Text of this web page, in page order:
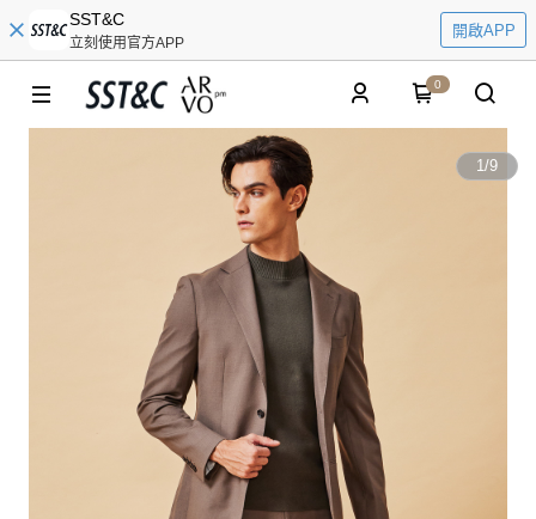
SST&C
立刻使用官方APP
開啟APP
0
1/9